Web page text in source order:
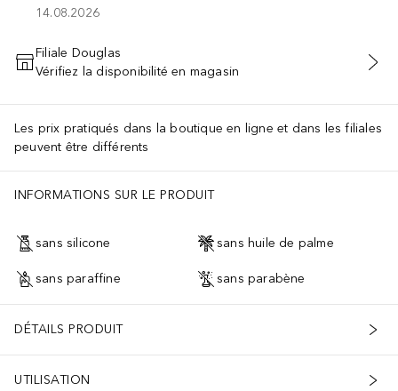
14.08.2026
AJOUTER AU PANIER
Filiale Douglas
Vérifiez la disponibilité en magasin
Les prix pratiqués dans la boutique en ligne et dans les filiales
peuvent être différents
INFORMATIONS SUR LE PRODUIT
sans silicone sans huile de palme
sans paraffine sans parabène
DÉTAILS PRODUIT
UTILISATION